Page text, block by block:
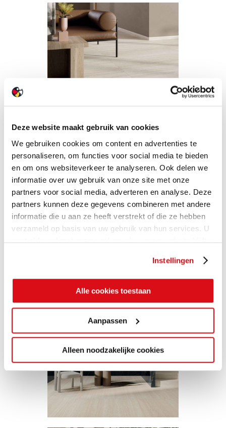
Deze website maakt gebruik van cookies
We gebruiken cookies om content en advertenties te
personaliseren, om functies voor social media te bieden
en om ons websiteverkeer te analyseren. Ook delen we
informatie over uw gebruik van onze site met onze
partners voor social media, adverteren en analyse. Deze
partners kunnen deze gegevens combineren met andere
informatie die u aan ze heeft verstrekt of die ze hebben
verzameld op basis van uw gebruik van hun services. U
gaat akkoord met onze cookies als u onze website blijft
Instellingen
Alle cookies toestaan
Aanpassen
Alleen noodzakelijke cookies